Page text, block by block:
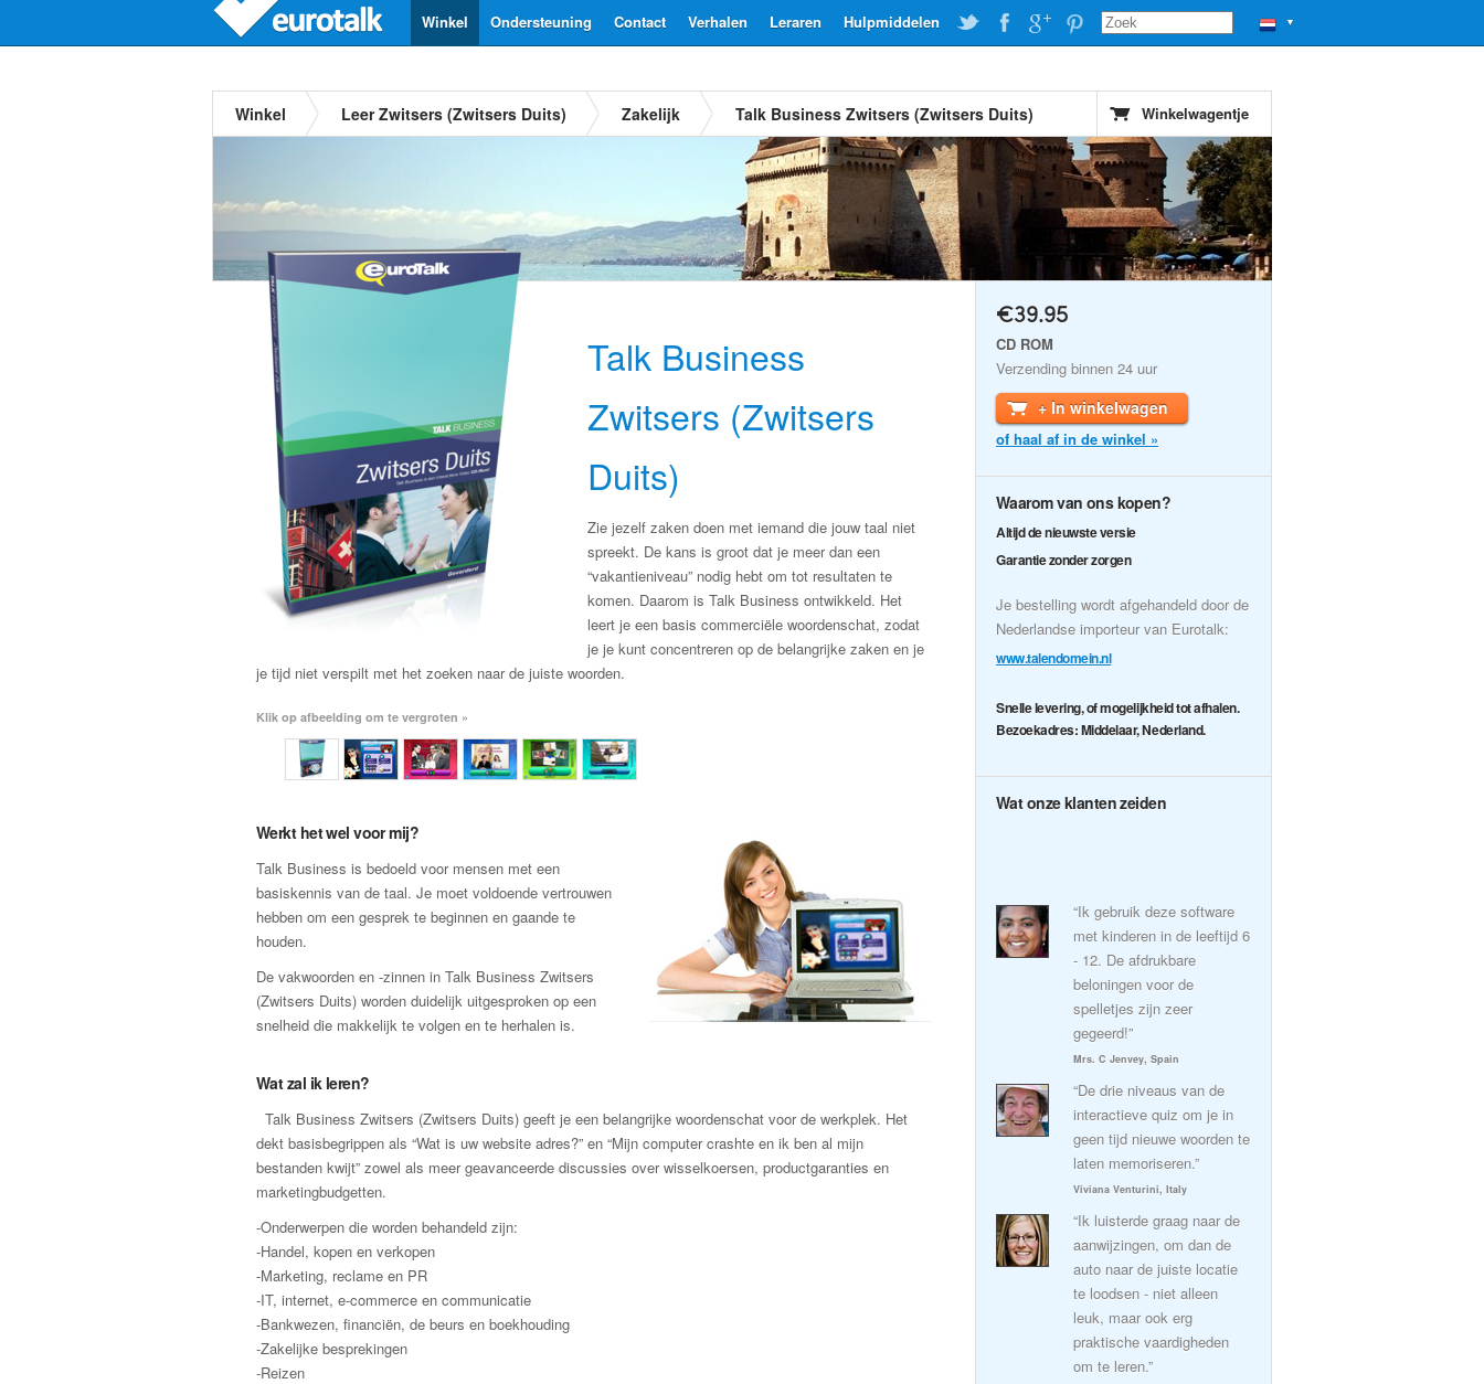
▼
Hulpmiddelen
Leraren
Verhalen
Contact
Ondersteuning
Winkel
Winkel Leer Zwitsers (Zwitsers Duits) Zakelijk Talk Business Zwitsers (Zwitsers Duits) Winkelwagentje
Talk Business
Zwitsers (Zwitsers
Duits)
Zie jezelf zaken doen met iemand die jouw taal niet
spreekt. De kans is groot dat je meer dan een
“vakantieniveau” nodig hebt om tot resultaten te
komen. Daarom is Talk Business ontwikkeld. Het
leert je een basis commerciële woordenschat, zodat
je je kunt concentreren op de belangrijke zaken en je
je tijd niet verspilt met het zoeken naar de juiste woorden.
Klik op afbeelding om te vergroten »
Werkt het wel voor mij?
Talk Business is bedoeld voor mensen met een
basiskennis van de taal. Je moet voldoende vertrouwen
hebben om een gesprek te beginnen en gaande te
houden.
De vakwoorden en -zinnen in Talk Business Zwitsers
(Zwitsers Duits) worden duidelijk uitgesproken op een
snelheid die makkelijk te volgen en te herhalen is.
Wat zal ik leren?
Talk Business Zwitsers (Zwitsers Duits) geeft je een belangrijke woordenschat voor de werkplek. Het
dekt basisbegrippen als “Wat is uw website adres?” en “Mijn computer crashte en ik ben al mijn
bestanden kwijt” zowel als meer geavanceerde discussies over wisselkoersen, productgaranties en
marketingbudgetten.
-Onderwerpen die worden behandeld zijn:
-Handel, kopen en verkopen
-Marketing, reclame en PR
-IT, internet, e-commerce en communicatie
-Bankwezen, financiën, de beurs en boekhouding
-Zakelijke besprekingen
-Reizen
€39.95
CD ROM
Verzending binnen 24 uur
+ In winkelwagen
of haal af in de winkel »
Waarom van ons kopen?
Altijd de nieuwste versie
Garantie zonder zorgen
Je bestelling wordt afgehandeld door de
Nederlandse importeur van Eurotalk:
www.talendomein.nl
Snelle levering, of mogelijkheid tot afhalen.
Bezoekadres: Middelaar, Nederland.
Wat onze klanten zeiden
“Ik gebruik deze software
met kinderen in de leeftijd 6
- 12. De afdrukbare
beloningen voor de
spelletjes zijn zeer
gegeerd!”
Mrs. C Jenvey, Spain
“De drie niveaus van de
interactieve quiz om je in
geen tijd nieuwe woorden te
laten memoriseren.”
Viviana Venturini, Italy
“Ik luisterde graag naar de
aanwijzingen, om dan de
auto naar de juiste locatie
te loodsen - niet alleen
leuk, maar ook erg
praktische vaardigheden
om te leren.”